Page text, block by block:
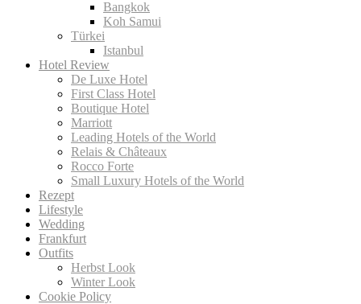
Bangkok
Koh Samui
Türkei
Istanbul
Hotel Review
De Luxe Hotel
First Class Hotel
Boutique Hotel
Marriott
Leading Hotels of the World
Relais & Châteaux
Rocco Forte
Small Luxury Hotels of the World
Rezept
Lifestyle
Wedding
Frankfurt
Outfits
Herbst Look
Winter Look
Cookie Policy